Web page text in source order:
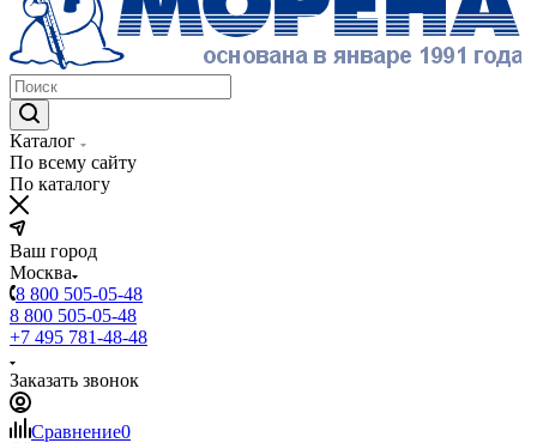
Каталог
По всему сайту
По каталогу
Ваш город
Москва
8 800 505-05-48
8 800 505-05-48
+7 495 781-48-48
Заказать звонок
Сравнение0